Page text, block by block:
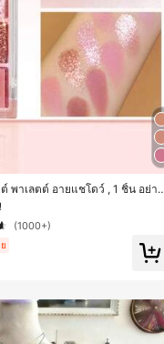
พาเลตต์ อายแชโดว์ , 1 ชิ้น อย่าง
ายแชโดว์ ถาด อายแชโดว์
ปื้อน พาเลตต์อายแชโดว์
ปื้อน พาเลตต์อายแชโดว์
ปื้อน พาเลตต์อายแชโดว์
(1000+)